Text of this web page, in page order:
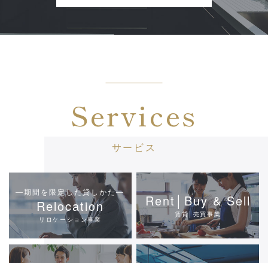
サービス
Services
リロケーション事業
―期間を限定した貸しかた―
Relocation 賃貸│売買事業
Rent│Buy & Sell